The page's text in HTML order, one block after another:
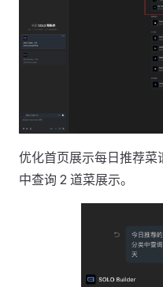
优化首页展示每日推荐菜
中查询 2 道菜展示。